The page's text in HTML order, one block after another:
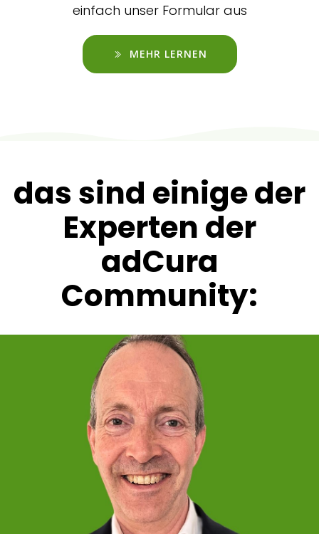
einfach unser Formular aus
MEHR LERNEN
das sind einige der
Experten der
adCura
Community: